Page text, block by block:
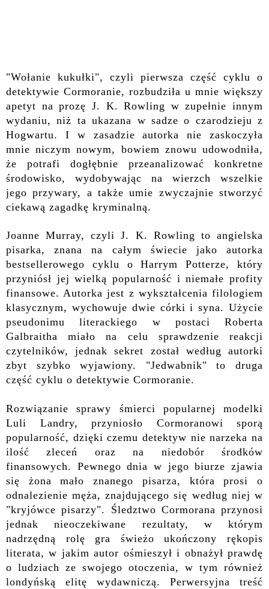
"Wołanie kukułki", czyli pierwsza część cyklu o
detektywie Cormoranie, rozbudziła u mnie większy
apetyt na prozę J. K. Rowling w zupełnie innym
wydaniu, niż ta ukazana w sadze o czarodzieju z
Hogwartu. I w zasadzie autorka nie zaskoczyła
mnie niczym nowym, bowiem znowu udowodniła,
że potrafi dogłębnie przeanalizować konkretne
środowisko, wydobywając na wierzch wszelkie
jego przywary, a także umie zwyczajnie stworzyć
ciekawą zagadkę kryminalną.
Joanne Murray, czyli J. K. Rowling to angielska
pisarka, znana na całym świecie jako autorka
bestsellerowego cyklu o Harrym Potterze, który
przyniósł jej wielką popularność i niemałe profity
finansowe. Autorka jest z wykształcenia filologiem
klasycznym, wychowuje dwie córki i syna. Użycie
pseudonimu literackiego w postaci Roberta
Galbraitha miało na celu sprawdzenie reakcji
czytelników, jednak sekret został według autorki
zbyt szybko wyjawiony. "Jedwabnik" to druga
część cyklu o detektywie Cormoranie.
Rozwiązanie sprawy śmierci popularnej modelki
Luli Landry, przyniosło Cormoranowi sporą
popularność, dzięki czemu detektyw nie narzeka na
ilość zleceń oraz na niedobór środków
finansowych. Pewnego dnia w jego biurze zjawia
się żona mało znanego pisarza, która prosi o
odnalezienie męża, znajdującego się według niej w
"kryjówce pisarzy". Śledztwo Cormorana przynosi
jednak nieoczekiwane rezultaty, w którym
nadrzędną rolę gra świeżo ukończony rękopis
literata, w jakim autor ośmieszył i obnażył prawdę
o ludziach ze swojego otoczenia, w tym również
londyńską elitę wydawniczą. Perwersyjna treść